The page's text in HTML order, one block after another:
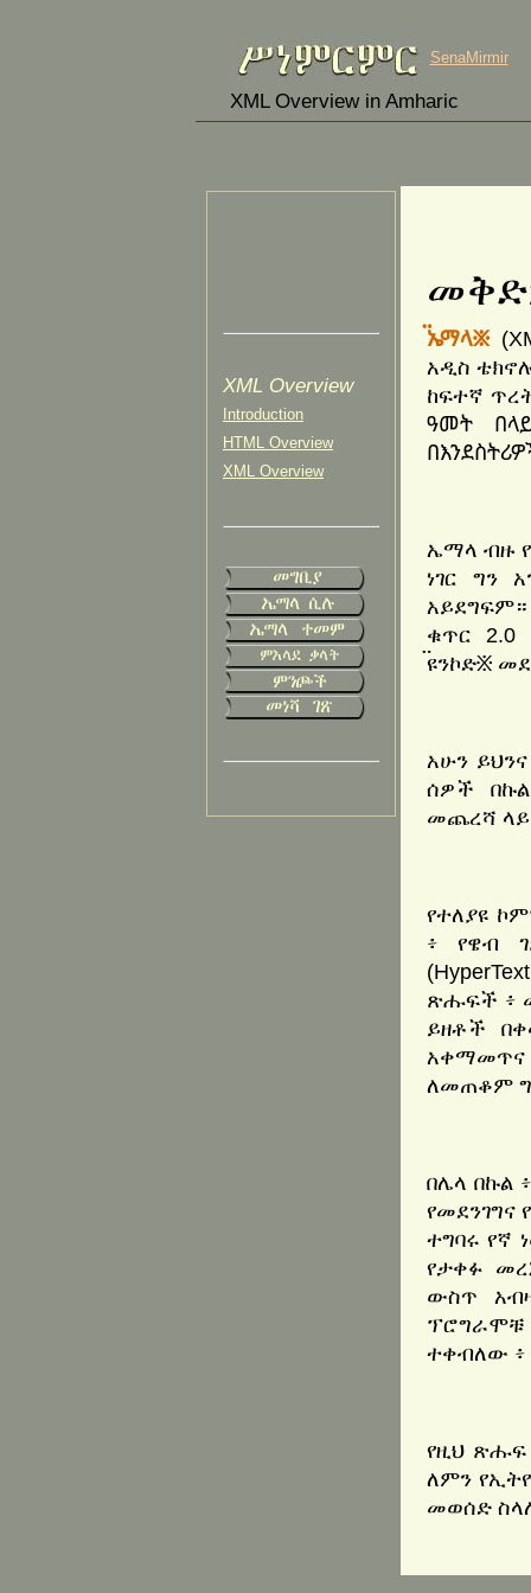
SenaMirmir
XML Overview in Amharic
XML Overview
Introduction
HTML Overview
XML Overview
፟ኤማላ፠
አዲስ
ከፍተኛ
ዓመት
ኤማላ ብዙ
ነገር ግን
ቁጥር 2.0
፟ዩንኮድ፠
አሁን
ሰዎች
መጨረሻ ላይ
የተለያዩ
፥ የዌብ
ጽሑፍች ፥
ይዘቶች
አቀማመጥና
ለመጠቆም
በሌላ በኩል
የመደንገግና
ተግባሩ የኛ
የታቀፉ
ውስጥ
ተቀብለው ፥
የዚህ
ለምን
መወሰድ